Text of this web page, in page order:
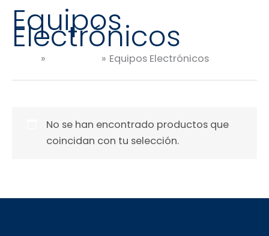
Equipos
Electrónicos
Equipos Electrónicos
No se han encontrado productos que
coincidan con tu selección.